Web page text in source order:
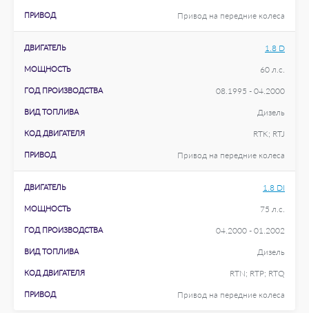
ПРИВОД Привод на передние колеса
ДВИГАТЕЛЬ 1.8 D
МОЩНОСТЬ 60 л.с.
ГОД ПРОИЗВОДСТВА 08.1995 - 04.2000
ВИД ТОПЛИВА Дизель
КОД ДВИГАТЕЛЯ RTK; RTJ
ПРИВОД Привод на передние колеса
ДВИГАТЕЛЬ 1.8 DI
МОЩНОСТЬ 75 л.с.
ГОД ПРОИЗВОДСТВА 04.2000 - 01.2002
ВИД ТОПЛИВА Дизель
КОД ДВИГАТЕЛЯ RTN; RTP; RTQ
ПРИВОД Привод на передние колеса